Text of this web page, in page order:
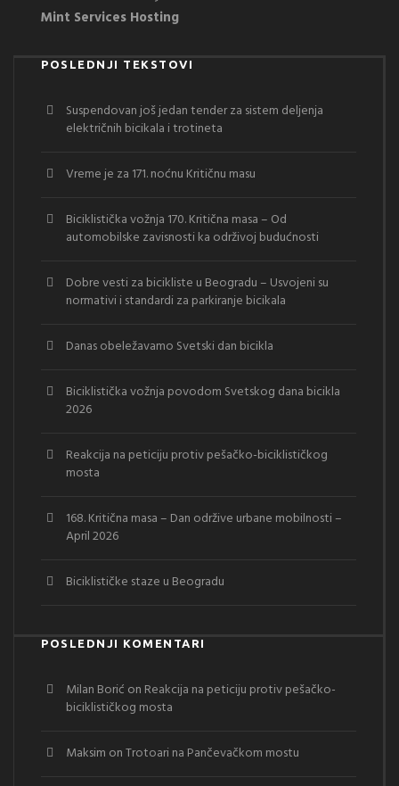
Mint Services Hosting
POSLEDNJI TEKSTOVI
Suspendovan još jedan tender za sistem deljenja
električnih bicikala i trotineta
Vreme je za 171. noćnu Kritičnu masu
Biciklistička vožnja 170. Kritična masa – Od
automobilske zavisnosti ka održivoj budućnosti
Dobre vesti za bicikliste u Beogradu – Usvojeni su
normativi i standardi za parkiranje bicikala
Danas obeležavamo Svetski dan bicikla
Biciklistička vožnja povodom Svetskog dana bicikla
2026
Reakcija na peticiju protiv pešačko-biciklističkog
mosta
168. Kritična masa – Dan održive urbane mobilnosti –
April 2026
Biciklističke staze u Beogradu
POSLEDNJI KOMENTARI
Milan Borić on Reakcija na peticiju protiv pešačko-
biciklističkog mosta
Maksim onTrotoari na Pančevačkom mostu